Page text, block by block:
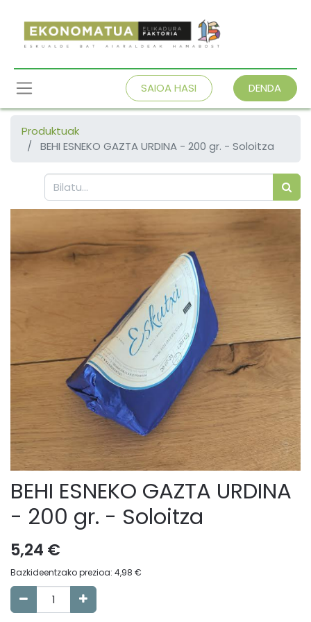
SAIOA HASI DENDA
Produktuak
BEHI ESNEKO GAZTA URDINA - 200 gr. - Soloitza
BEHI ESNEKO GAZTA URDINA
- 200 gr. - Soloitza
5,24 €
Bazkideentzako prezioa: 4,98 €